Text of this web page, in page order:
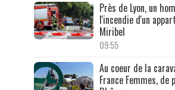
Près de Lyon, un
l'incendie d'un
Miribel
09:55
Au coeur de la
France Femmes, de